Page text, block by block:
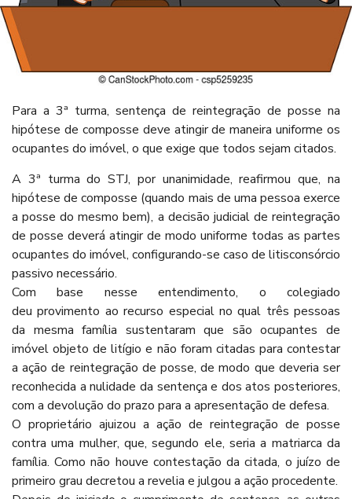
Para a 3ª turma, sentença de reintegração de posse na
hipótese de composse deve atingir de maneira uniforme os
ocupantes do imóvel, o que exige que todos sejam citados.
A 3ª turma do STJ, por unanimidade, reafirmou que, na
hipótese de composse (quando mais de uma pessoa exerce
a posse do mesmo bem), a decisão judicial de reintegração
de posse deverá atingir de modo uniforme todas as partes
ocupantes do imóvel, configurando-se caso de litisconsórcio
passivo necessário.
Com base nesse entendimento, o colegiado
deu provimento ao recurso especial no qual três pessoas
da mesma família sustentaram que são ocupantes de
imóvel objeto de litígio e não foram citadas para contestar
a ação de reintegração de posse, de modo que deveria ser
reconhecida a nulidade da sentença e dos atos posteriores,
com a devolução do prazo para a apresentação de defesa.
O proprietário ajuizou a ação de reintegração de posse
contra uma mulher, que, segundo ele, seria a matriarca da
família. Como não houve contestação da citada, o juízo de
primeiro grau decretou a revelia e julgou a ação procedente.